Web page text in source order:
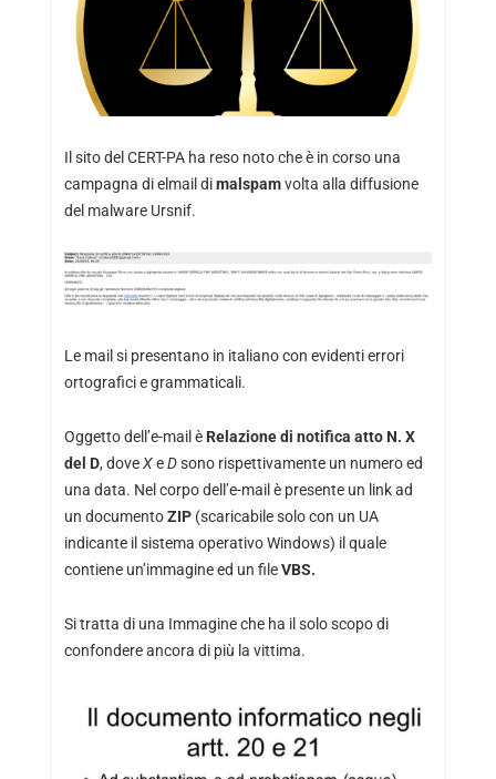
Il sito del CERT-PA ha reso noto che è in corso una
campagna di elmail dimalspamvolta alla diffusione
del malware Ursnif.
Le mail si presentano in italiano con evidenti errori
ortografici e grammaticali.
Oggetto dell’e-mail è Relazione di notifica atto N. X
del D, doveXeDsono rispettivamente un numero ed
una data. Nel corpo dell’e-mail è presente un link ad
un documentoZIP(scaricabile solo con un UA
indicante il sistema operativo Windows) il quale
contiene un’immagine ed un fileVBS.
Si tratta di una Immagine che ha il solo scopo di
confondere ancora di più la vittima.